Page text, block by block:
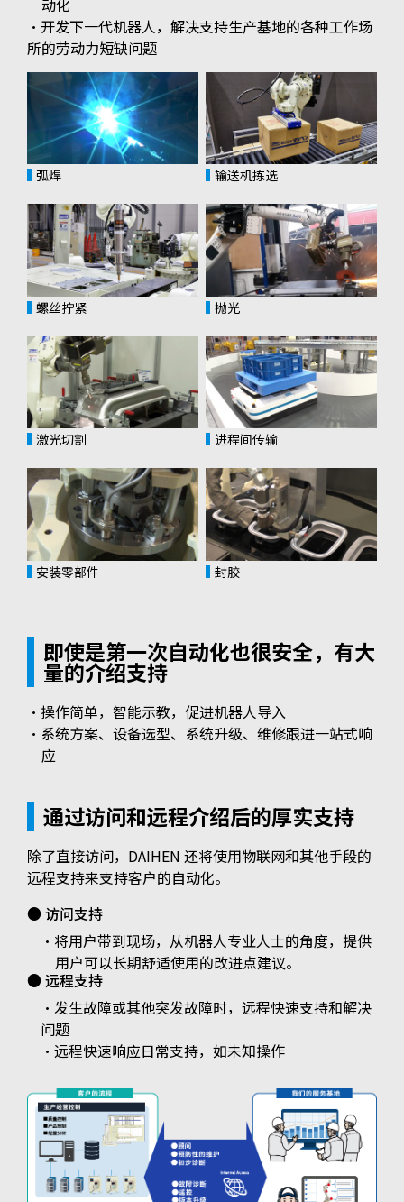
・开发下一代机器人，解决支持生产基地的各种工作场
所的劳动力短缺问题
弧焊 输送机拣选
螺丝拧紧 抛光
激光切割 进程间传输
安装零部件 封胶
即使是第一次自动化也很安全，有大
量的介绍支持
・操作简单，智能示教，促进机器人导入
・系统方案、设备选型、系统升级、维修跟进一站式响
应
通过访问和远程介绍后的厚实支持
除了直接访问，DAIHEN 还将使用物联网和其他手段的
远程支持来支持客户的自动化。
● 访问支持
・将用户带到现场，从机器人专业人士的角度， 提供
用户可以长期舒适使用的改进点建议。
● 远程支持
・发生故障或其他突发故障时，远程快速支持和解决
问题
・远程快速响应日常支持，如未知操作